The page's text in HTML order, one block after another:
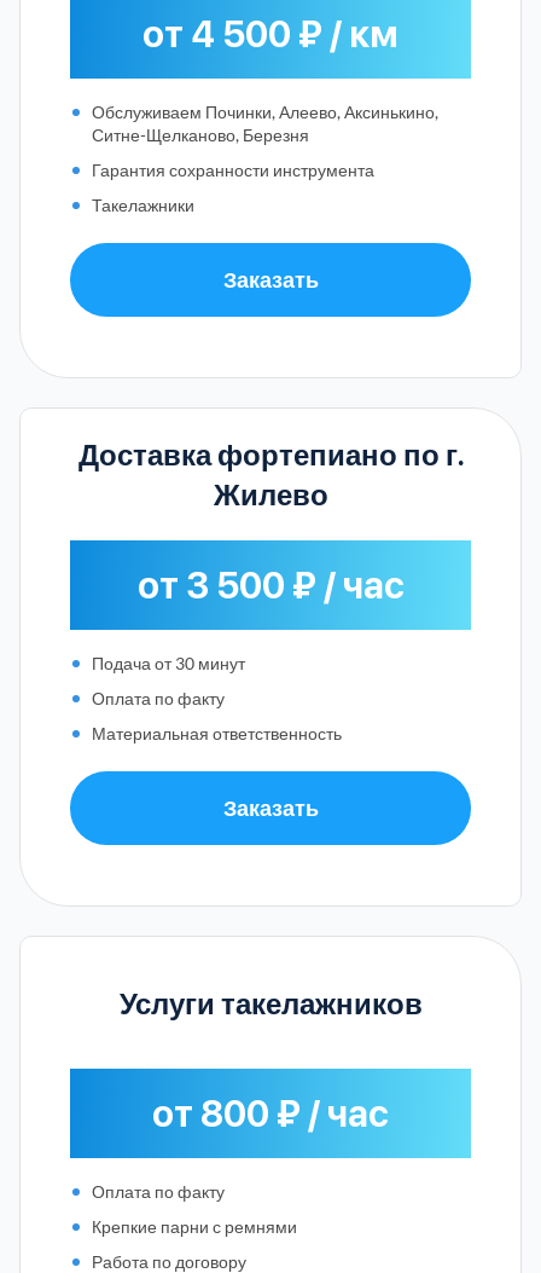
от 4 500 ₽ / км
Обслуживаем Починки, Алеево, Аксинькино,
Ситне-Щелканово, Березня
Гарантия сохранности инструмента
Такелажники
Заказать
Доставка фортепиано по г.
Жилево
от 3 500 ₽ / час
Подача от 30 минут
Оплата по факту
Материальная ответственность
Заказать
Услуги такелажников
от 800 ₽ / час
Оплата по факту
Крепкие парни с ремнями
Работа по договору